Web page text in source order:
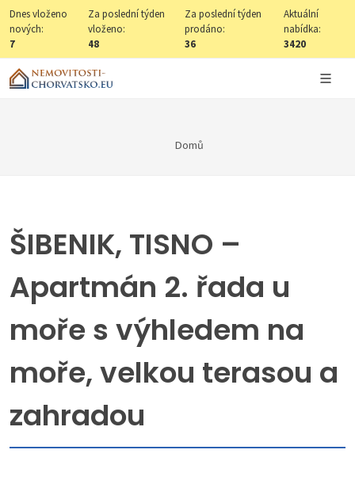
Dnes vloženo
nových:
7
Za poslední týden
vloženo:
48
Za poslední týden
prodáno:
36
Aktuální
nabídka:
3420
Domů
ŠIBENIK, TISNO –
Apartmán 2. řada u
moře s výhledem na
moře, velkou terasou a
zahradou